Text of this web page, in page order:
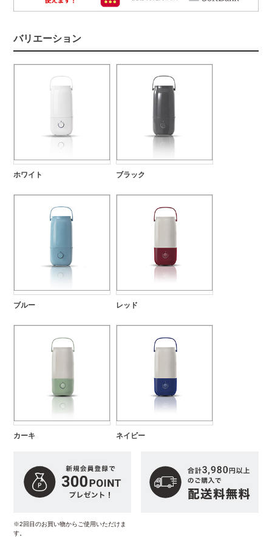
バリエーション
ホワイト ブラック
ブルー レッド
カーキ ネイビー
※2回目のお買い物からご使用いただけま
す。